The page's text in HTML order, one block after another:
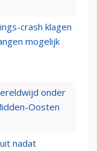
crash klagen
mogelijk
onder
Oosten
nadat